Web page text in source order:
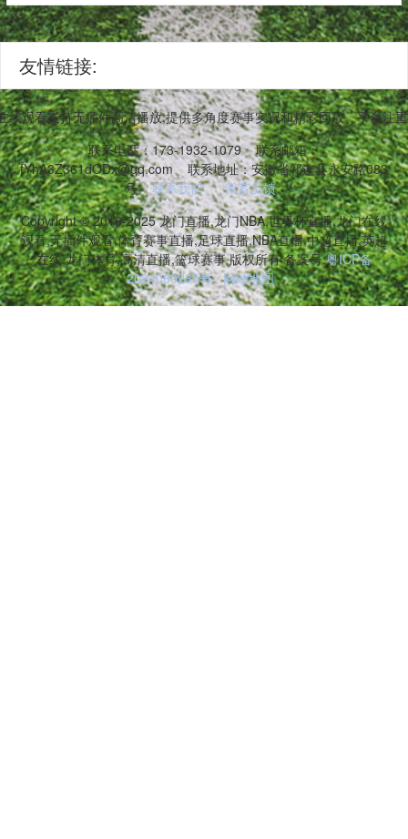
友情链接:
观看支持无插件高清播放,提供多角度赛事实况和精彩回放。平台
联系电话：173-1932-1079
联系邮箱：
fYhA3Z361dODx@qq.com
联系地址：安徽省祁连县永安路083
号
联系我们
留言反馈
Copyright © 2016-2025 龙门直播,龙门NBA,世界杯直播,龙门在线
观看,无插件观看,体育赛事直播,足球直播,NBA直播,中超直播,英超
在线,龙门体育,高清直播,篮球赛事 版权所有 备案号:粤ICP备
2024060285号 网站地图